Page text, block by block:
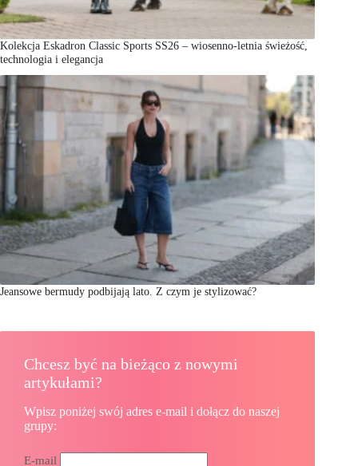
Kolekcja Eskadron Classic Sports SS26 – wiosenno-letnia świeżość,
technologia i elegancja
Jeansowe bermudy podbijają lato. Z czym je stylizować?
Chcesz być na bieżąco z nowymi
artykułami?
Wpisz poniżej swój adres e-mail i dołącz do naszej
grupy:
E-mail